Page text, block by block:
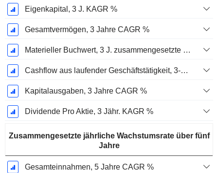
Eigenkapital, 3 J. KAGR %
Gesamtvermögen, 3 Jahre CAGR %
Materieller Buchwert, 3 J. zusammengesetzte jährliche Wachstumsrate %
Cashflow aus laufender Geschäftstätigkeit, 3-Jahres-CAGR %
Kapitalausgaben, 3 Jahre CAGR %
Dividende Pro Aktie, 3 Jähr. KAGR %
Zusammengesetzte jährliche Wachstumsrate über fünf
Jahre
Gesamteinnahmen, 5 Jahre CAGR %